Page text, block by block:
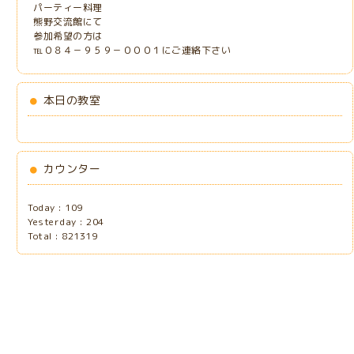
パーティー料理
熊野交流館にて
参加希望の方は
℡０８４－９５９－０００１にご連絡下さい
本日の教室
カウンター
Today : 109
Yesterday :204
Total : 821319